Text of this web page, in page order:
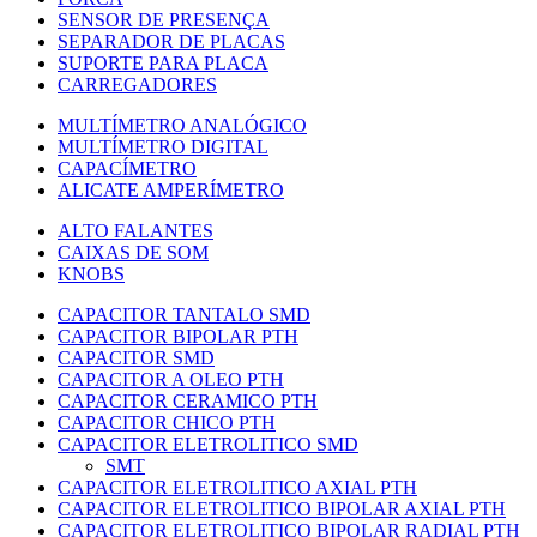
SENSOR DE PRESENÇA
SEPARADOR DE PLACAS
SUPORTE PARA PLACA
CARREGADORES
MULTÍMETRO ANALÓGICO
MULTÍMETRO DIGITAL
CAPACÍMETRO
ALICATE AMPERÍMETRO
ALTO FALANTES
CAIXAS DE SOM
KNOBS
CAPACITOR TANTALO SMD
CAPACITOR BIPOLAR PTH
CAPACITOR SMD
CAPACITOR A OLEO PTH
CAPACITOR CERAMICO PTH
CAPACITOR CHICO PTH
CAPACITOR ELETROLITICO SMD
SMT
CAPACITOR ELETROLITICO AXIAL PTH
CAPACITOR ELETROLITICO BIPOLAR AXIAL PTH
CAPACITOR ELETROLITICO BIPOLAR RADIAL PTH